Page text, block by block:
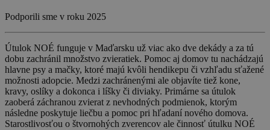
Podporili sme v roku 2025
Útulok NOÉ funguje v Maďarsku už viac ako dve dekády a za tú
dobu zachránil množstvo zvieratiek. Pomoc aj domov tu nachádzajú
hlavne psy a mačky, ktoré majú kvôli hendikepu či vzhľadu sťažené
možnosti adopcie. Medzi zachránenými ale objavíte tiež kone,
kravy, oslíky a dokonca i líšky či diviaky. Primárne sa útulok
zaoberá záchranou zvierat z nevhodných podmienok, ktorým
následne poskytuje liečbu a pomoc pri hľadaní nového domova.
Starostlivosťou o štvornohých zverencov ale činnosť útulku NOÉ